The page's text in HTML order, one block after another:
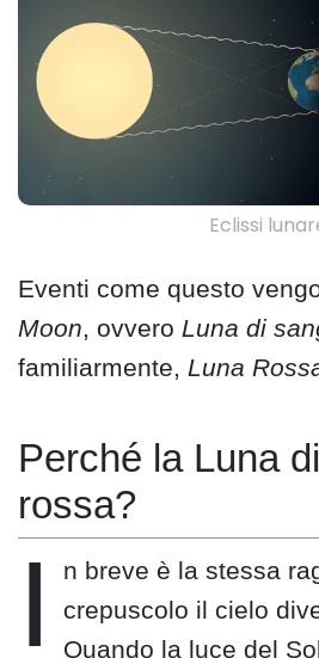
Eclissi
Eventi come questo
Moon, ovvero Luna di
familiarmente, Luna
Perché la Luna
rossa?
I
n breve è la stessa
crepuscolo il cielo
Quando la luce del